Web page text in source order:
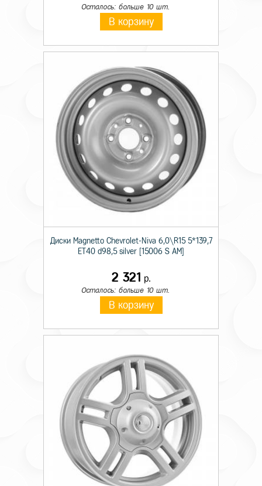
Осталось: больше 10 шт.
В корзину
Диски Magnetto Chevrolet-Niva 6,0\R15 5*139,7
ET40 d98,5 silver [15006 S AM]
2 321 р.
Осталось: больше 10 шт.
В корзину